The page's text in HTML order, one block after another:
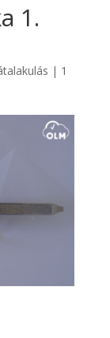
1.
| 1